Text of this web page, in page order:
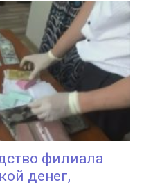
филиала
денег,